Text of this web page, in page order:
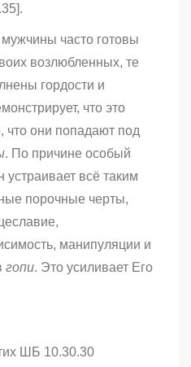
часто готовы
возлюбленных, те
гордости и
что это
что они попадают под
. По причине особый
устраивает всё таким
порочные черты,
манипуляции и
гопи. Это усиливает Его
ШБ 10.30.30